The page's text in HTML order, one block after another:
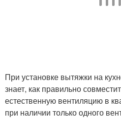
При установке вытяжки на
знает, как правильно
естественную вентиляцию в
при наличии только одного